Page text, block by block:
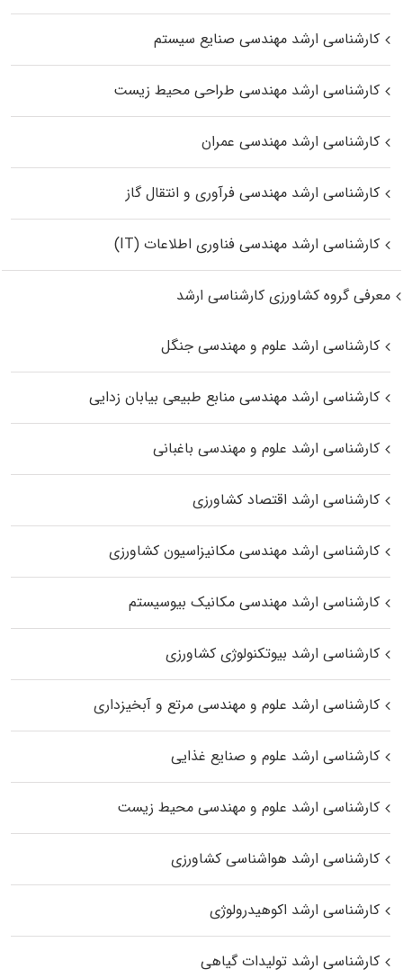
کارشناسی ارشد مهندسی صنایع سیستم
کارشناسی ارشد مهندسی طراحی محیط زیست
کارشناسی ارشد مهندسی عمران
کارشناسی ارشد مهندسی فرآوری و انتقال گاز
کارشناسی ارشد مهندسی فناوری اطلاعات (IT)
معرفی گروه کشاورزی کارشناسی ارشد
کارشناسی ارشد علوم و مهندسی جنگل
کارشناسی ارشد مهندسی منابع طبیعی بیابان زدایی
کارشناسی ارشد علوم و مهندسی باغبانی
کارشناسی ارشد اقتصاد کشاورزی
کارشناسی ارشد مهندسی مکانیزاسیون کشاورزی
کارشناسی ارشد مهندسی مکانیک بیوسیستم
کارشناسی ارشد بیوتکنولوژی کشاورزی
کارشناسی ارشد علوم و مهندسی مرتع و آبخیزداری
کارشناسی ارشد علوم و صنایع غذایی
کارشناسی ارشد علوم و مهندسی محیط زیست
کارشناسی ارشد هواشناسی کشاورزی
کارشناسی ارشد اکوهیدرولوژی
کارشناسی ارشد تولیدات گیاهی